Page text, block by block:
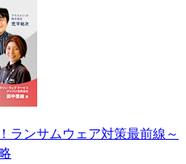
ランサムウェア対策最前線～